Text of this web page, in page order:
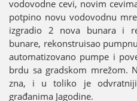
vodovodne cevi, novim
potpino novu vodovodnu
izgradio 2 nova bunara i
bunare, rekonstruisao
automatizovano pumpe i
brdu sa gradskom mrežom.
zna, i u toliko јe odvratniјi
građanima Јagodine.